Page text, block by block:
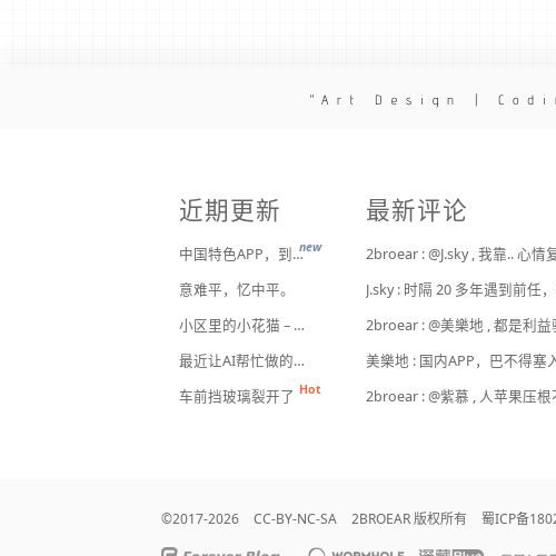
Art Design |
近期更新
中国特色APP，到底谁来治？new
意难平，忆中平。
小区里的小花猫 – 日常记事（二百二十）
最近让AI帮忙做的一些事
车前挡玻璃裂开了
最新评论
©2017-2026 CC-BY-NC-SA 2BROEAR 版权所有 蜀ICP备